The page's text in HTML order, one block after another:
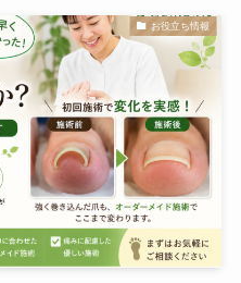
お役立ち情報